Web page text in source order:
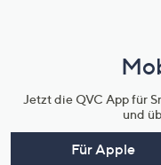
Jetzt die QVC App für
und
Für Apple